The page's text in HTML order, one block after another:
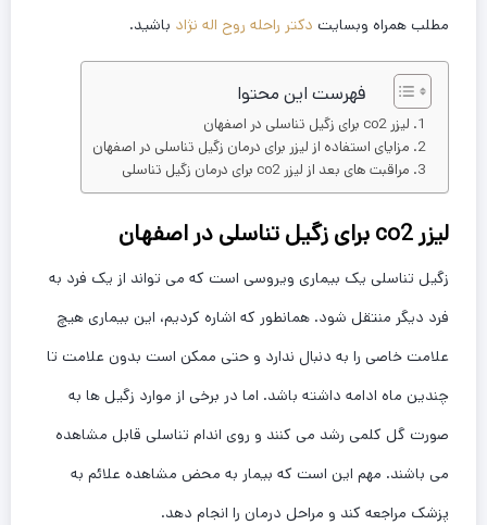
مطلب همراه وبسایت دکتر راحله روح اله نژاد باشید.
فهرست این محتوا
لیزر co2 برای زگیل تناسلی در اصفهان
مزایای استفاده از لیزر برای درمان زگیل تناسلی در اصفهان
مراقبت های بعد از لیزر co2 برای درمان زگیل تناسلی
لیزر co2 برای زگیل تناسلی در اصفهان
زگیل تناسلی یک بیماری ویروسی است که می تواند از یک فرد به
فرد دیگر منتقل شود. همانطور که اشاره کردیم، این بیماری هیچ
علامت خاصی را به دنبال ندارد و حتی ممکن است بدون علامت تا
چندین ماه ادامه داشته باشد. اما در برخی از موارد زگیل ها به
صورت گل کلمی رشد می کنند و روی اندام تناسلی قابل مشاهده
می باشند. مهم این است که بیمار به محض مشاهده علائم به
پزشک مراجعه کند و مراحل درمان را انجام دهد.